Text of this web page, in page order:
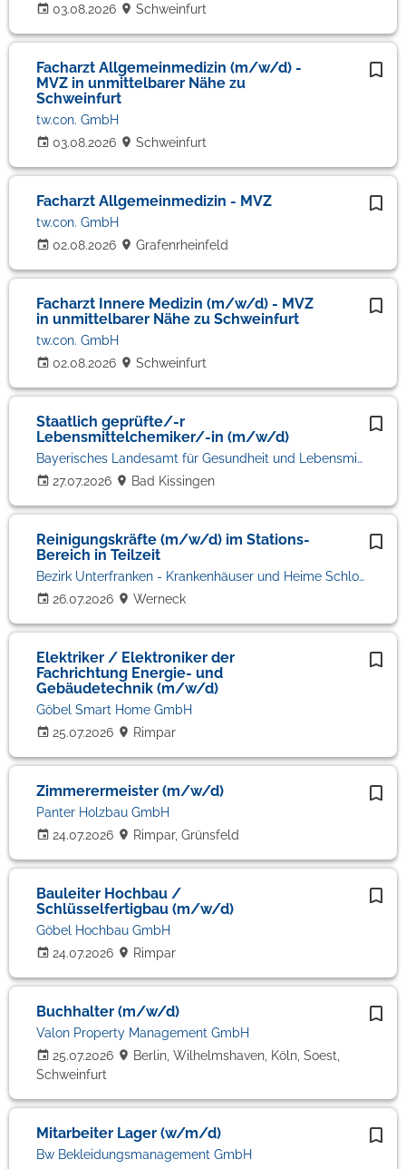
03.08.2026 Schweinfurt
Facharzt Allgemeinmedizin (m/w/d) -
MVZ in unmittelbarer Nähe zu
Schweinfurt
03.08.2026
tw.con. GmbH
Schweinfurt
Facharzt Allgemeinmedizin - MVZ
02.08.2026
tw.con. GmbH
Grafenrheinfeld
Facharzt Innere Medizin (m/w/d) - MVZ
in unmittelbarer Nähe zu Schweinfurt
02.08.2026
tw.con. GmbH
Schweinfurt
Staatlich geprüfte/-r
Lebensmittelchemiker/-in (m/w/d)
27.07.2026
Bayerisches Landesamt für Gesundheit und Lebensmittelsicherheit
Bad Kissingen
Reinigungskräfte (m/w/d) im Stations-
Bereich in Teilzeit
26.07.2026
Bezirk Unterfranken - Krankenhäuser und Heime Schloss Werneck
Werneck
Elektriker / Elektroniker der
Fachrichtung Energie- und
Gebäudetechnik (m/w/d)
25.07.2026
Göbel Smart Home GmbH
Rimpar
Zimmerermeister (m/w/d)
24.07.2026
Panter Holzbau GmbH
Rimpar, Grünsfeld
Bauleiter Hochbau /
Schlüsselfertigbau (m/w/d)
24.07.2026
Göbel Hochbau GmbH
Rimpar
Buchhalter (m/w/d)
25.07.2026
Valon Property Management GmbH
Berlin, Wilhelmshaven, Köln, Soest,
Schweinfurt
Mitarbeiter Lager (w/m/d)
Bw Bekleidungsmanagement GmbH